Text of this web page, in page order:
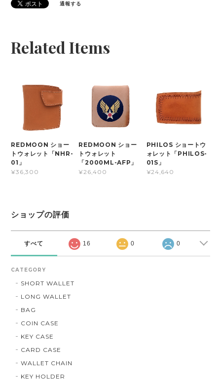
通報する
Related Items
REDMOON ショー
トウォレット「NHR-
01」
¥36,300
REDMOON ショー
トウォレット
「2000ML-AFP」
¥26,400
PHILOS ショートウ
ォレット「PHILOS-
01S」
¥24,640
ショップの評価
すべて 16 0 0
CATEGORY
SHORT WALLET
LONG WALLET
BAG
COIN CASE
KEY CASE
CARD CASE
WALLET CHAIN
KEY HOLDER